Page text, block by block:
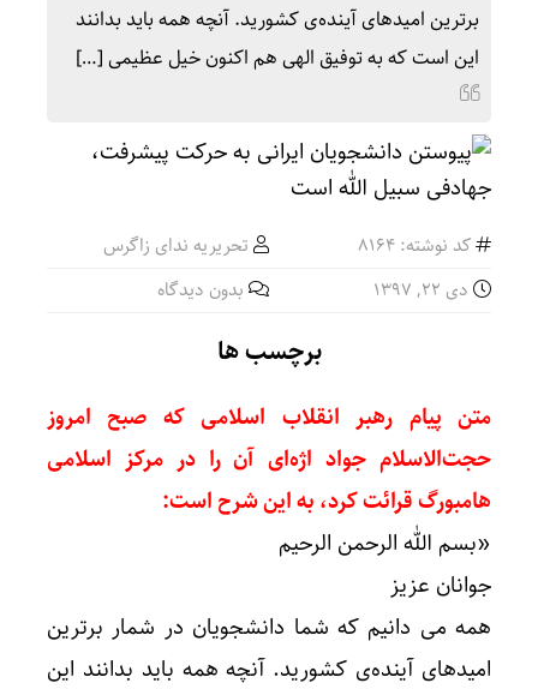
برترین امیدهای آینده‌ی کشورید. آنچه همه باید بدانند
این است که به توفیق الهی هم اکنون خیل عظیمی […]
کد نوشته: 8164
تحریریه ندای زاگرس
دی ۲۲, ۱۳۹۷
بدون دیدگاه
برچسب ها
متن پیام رهبر انقلاب اسلامی که صبح امروز
حجت‌الاسلام جواد اژه‌ای آن را در مرکز اسلامی
هامبورگ قرائت کرد، به این شرح است:
«بسم الله الرحمن الرحیم
جوانان عزیز
همه می دانیم که شما دانشجویان در شمار برترین
امیدهای آینده‌ی کشورید. آنچه همه باید بدانند این